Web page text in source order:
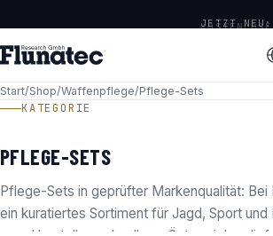
·
VON
JETZT
Start/Shop/Waffenpflege/Pflege-Sets
KATEGORIE
PFLEGE-SETS
Pflege-Sets in geprüfter Markenqualität:
ein kuratiertes Sortiment für Jagd, Sport und